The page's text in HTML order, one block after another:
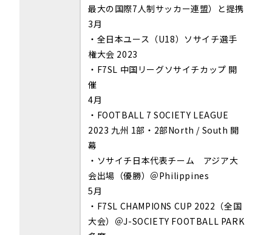
最大の国際7人制サッカー連盟）と提携
3月
・全日本ユース（U18）ソサイチ選手
権大会 2023
・ F7SL 中国リーグソサイチカップ 開
催
4月
・FOOTBALL 7 SOCIETY LEAGUE
2023 九州 1部・2部North / South 開
幕
・ソサイチ日本代表チーム アジア大
会出場（優勝）＠Philippines
5月
・F7SL CHAMPIONS CUP 2022（全国
大会）＠J-SOCIETY FOOTBALL PARK